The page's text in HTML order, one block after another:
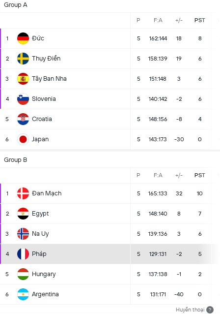
Group A
P F:A +/- PST
1 Đức 5 162:144 18 8
2 Thụy Điển 5 158:139 19 6
3 Tây Ban Nha 5 151:148 3 6
4 Slovenia 5 140:142 -2 6
5 Croatia 5 148:156 -8 4
6 Japan 5 143:173 -30 0
Group B
P F:A +/- PST
1 Đan Mạch 5 165:133 32 10
2 Egypt 5 148:140 8 7
3 Na Uy 5 139:136 3 6
4 Pháp 5 129:131 -2 5
5 Hungary 5 137:138 -1 2
6 Argentina 5 131:171 -40 0
Huyền thoại ?